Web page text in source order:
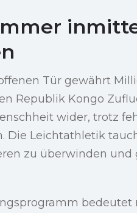
Tür gewährt
Republik Kongo
wider, trotz
Die Leichtathletik
zu überwinden und